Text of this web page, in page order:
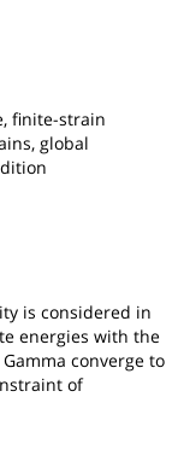
finite-strain
global
is considered in
energies with the
converge to
of